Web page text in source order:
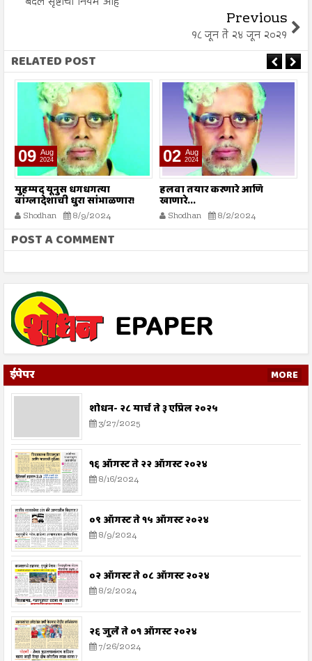
Previous
१८ जून ते २४ जून २०२१
RELATED POST
09 Aug
2024
मुहम्मद यूनुस धगधगत्या
बांग्लादेशाची धुरा सांभाळणार!
Shodhan 8/9/2024
02 Aug
2024
हलवा तयार करणारे आणि
खाणारे...
Shodhan 8/2/2024
POST A COMMENT
ईपेपर MORE
शोधन- २८ मार्च ते ३ एप्रिल २०२५
3/27/2025
१६ ऑगस्ट ते २२ ऑगस्ट २०२४
8/16/2024
०९ ऑगस्ट ते १५ ऑगस्ट २०२४
8/9/2024
०२ ऑगस्ट ते ०८ ऑगस्ट २०२४
8/2/2024
२६ जुलै ते ०१ ऑगस्ट २०२४
7/26/2024